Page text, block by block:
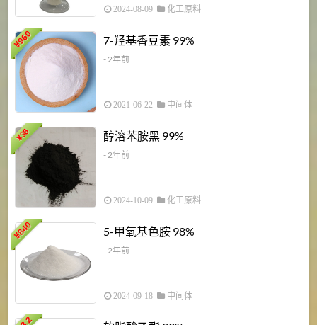
2024-08-09 化工原料
¥
960 7-羟基香豆素 99%
- 2年前
2021-06-22 中间体
¥
36 醇溶苯胺黑 99%
- 2年前
2024-10-09 化工原料
¥
840 5-甲氧基色胺 98%
- 2年前
2024-09-18 中间体